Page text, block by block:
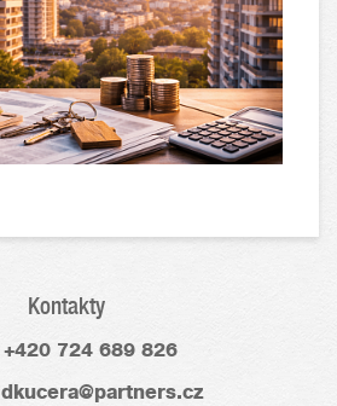
Kontakty
+420 724 689 826
dkucera@partners.cz